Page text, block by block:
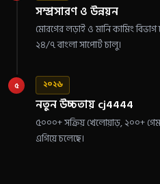
সম্প্রসারণ ও উন্নয়ন
মোরগের লড়াই ও মানি কামিং
২৪/৭ বাংলা সাপোর্ট চালু।
৫ ২০২৬
নতুন উচ্চতায় cj4444
৫০০০+ সক্রিয় খেলোয়াড়, ২০০+
এগিয়ে চলেছে।